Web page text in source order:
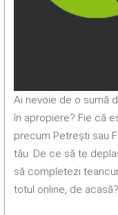
Ai nevoie de o sumă
în apropiere? Fie că
precum Petrești sau
tău. De ce să te
să completezi
totul online, de acasă?